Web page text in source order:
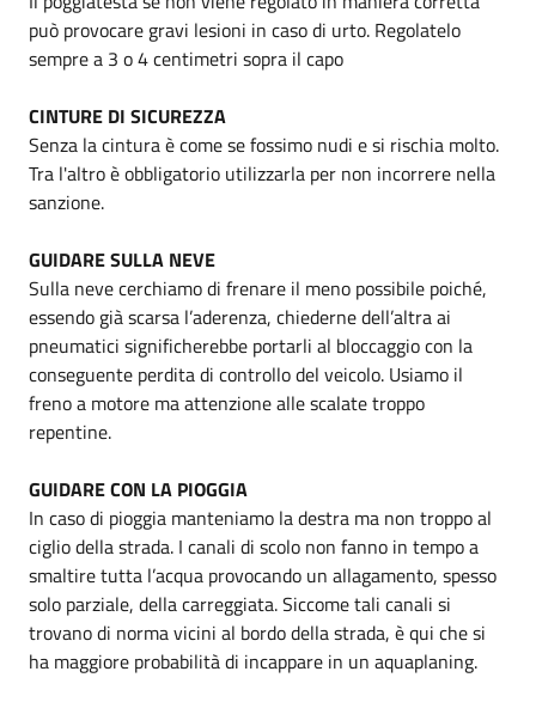
può provocare gravi lesioni in caso di urto. Regolatelo
sempre a 3 o 4 centimetri sopra il capo
CINTURE DI SICUREZZA
Senza la cintura è come se fossimo nudi e si rischia molto.
Tra l'altro è obbligatorio utilizzarla per non incorrere nella
sanzione.
GUIDARE SULLA NEVE
Sulla neve cerchiamo di frenare il meno possibile poiché,
essendo già scarsa l’aderenza, chiederne dell’altra ai
pneumatici significherebbe portarli al bloccaggio con la
conseguente perdita di controllo del veicolo. Usiamo il
freno a motore ma attenzione alle scalate troppo
repentine.
GUIDARE CON LA PIOGGIA
In caso di pioggia manteniamo la destra ma non troppo al
ciglio della strada. I canali di scolo non fanno in tempo a
smaltire tutta l’acqua provocando un allagamento, spesso
solo parziale, della carreggiata. Siccome tali canali si
trovano di norma vicini al bordo della strada, è qui che si
ha maggiore probabilità di incappare in un aquaplaning.